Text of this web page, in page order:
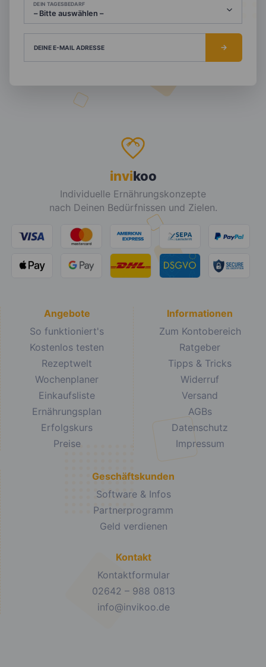
DEIN TAGESBEDARF
DEINE E-MAIL ADRESSE
invikoo
Individuelle Ernährungskonzepte
nach Deinen Bedürfnissen und Zielen.
Angebote
So funktioniert's
Kostenlos testen
Rezeptwelt
Wochenplaner
Einkaufsliste
Ernährungsplan
Erfolgskurs
Preise
Informationen
Zum Kontobereich
Ratgeber
Tipps & Tricks
Widerruf
Versand
AGBs
Datenschutz
Impressum
Geschäftskunden
Software & Infos
Partnerprogramm
Geld verdienen
Kontakt
Kontaktformular
02642 – 988 0813
info@invikoo.de